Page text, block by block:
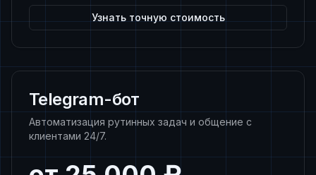
Узнать точную стоимость
Telegram-бот
Автоматизация рутинных задач и общение с
клиентами 24/7.